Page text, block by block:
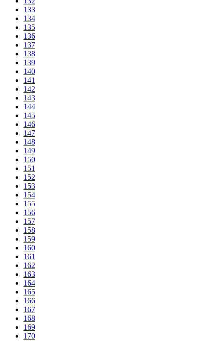
133
134
135
136
137
138
139
140
141
142
143
144
145
146
147
148
149
150
151
152
153
154
155
156
157
158
159
160
161
162
163
164
165
166
167
168
169
170